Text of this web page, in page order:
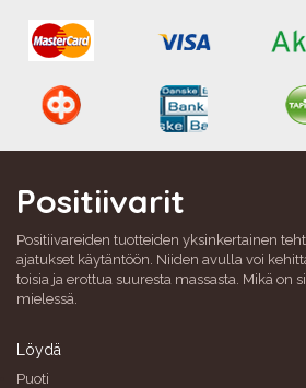
Positiivarit
Positiivareiden tuotteiden yksinkertainen
ajatukset käytäntöön. Niiden avulla voi
toisia ja erottua suuresta massasta. Mikä on
mielessä.
Löydä
Puoti